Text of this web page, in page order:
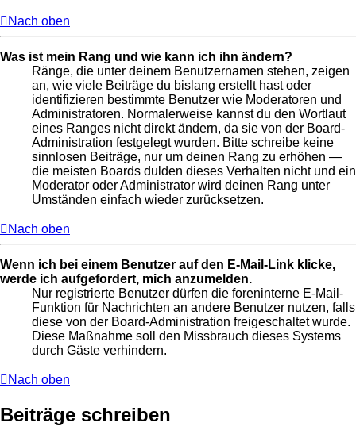
Nach oben
Was ist mein Rang und wie kann ich ihn ändern?
Ränge, die unter deinem Benutzernamen stehen, zeigen
an, wie viele Beiträge du bislang erstellt hast oder
identifizieren bestimmte Benutzer wie Moderatoren und
Administratoren. Normalerweise kannst du den Wortlaut
eines Ranges nicht direkt ändern, da sie von der Board-
Administration festgelegt wurden. Bitte schreibe keine
sinnlosen Beiträge, nur um deinen Rang zu erhöhen —
die meisten Boards dulden dieses Verhalten nicht und ein
Moderator oder Administrator wird deinen Rang unter
Umständen einfach wieder zurücksetzen.
Nach oben
Wenn ich bei einem Benutzer auf den E-Mail-Link klicke,
werde ich aufgefordert, mich anzumelden.
Nur registrierte Benutzer dürfen die foreninterne E-Mail-
Funktion für Nachrichten an andere Benutzer nutzen, falls
diese von der Board-Administration freigeschaltet wurde.
Diese Maßnahme soll den Missbrauch dieses Systems
durch Gäste verhindern.
Nach oben
Beiträge schreiben